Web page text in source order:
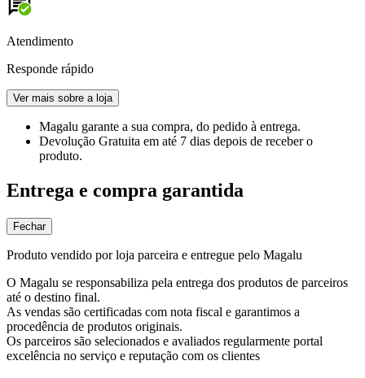
Atendimento
Responde rápido
Ver mais sobre a loja
Magalu garante a sua compra, do pedido à entrega.
Devolução Gratuita em até 7 dias depois de receber o
produto.
Entrega e compra garantida
Fechar
Produto vendido por loja parceira e entregue pelo Magalu
O Magalu se responsabiliza pela entrega dos produtos de parceiros
até o destino final.
As vendas são certificadas com nota fiscal e garantimos a
procedência de produtos originais.
Os parceiros são selecionados e avaliados regularmente portal
excelência no serviço e reputação com os clientes